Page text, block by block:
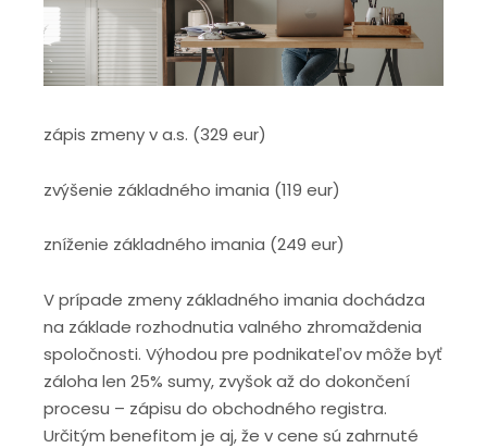
zápis zmeny v a.s. (329 eur)
zvýšenie základného imania (119 eur)
zníženie základného imania (249 eur)
V prípade zmeny základného imania dochádza
na základe rozhodnutia valného zhromaždenia
spoločnosti. Výhodou pre podnikateľov môže byť
záloha len 25% sumy, zvyšok až do dokončení
procesu – zápisu do obchodného registra.
Určitým benefitom je aj, že v cene sú zahrnuté